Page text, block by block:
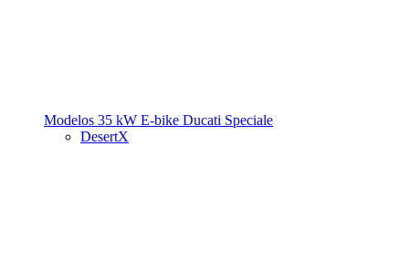
Modelos 35 kW E-bike Ducati Speciale
DesertX